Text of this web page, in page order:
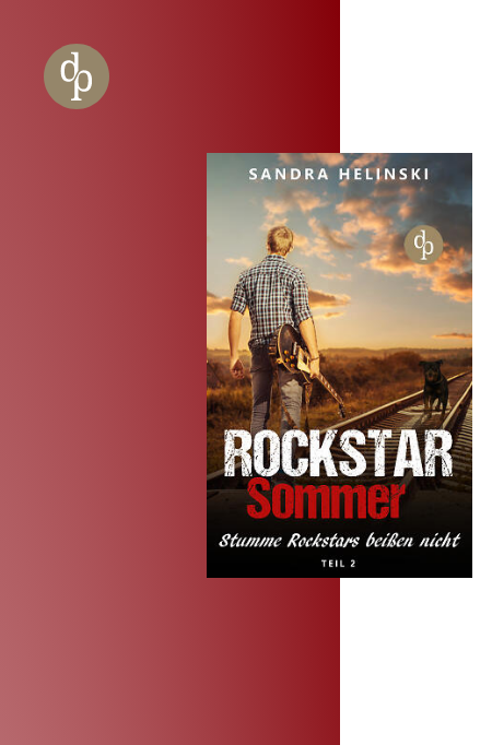
Zur Navigation springen
Zur Website-Suche springen